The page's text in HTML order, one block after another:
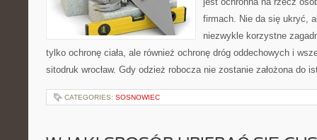
firmach. Nie da się ukryć,
niezwykle korzystne
tylko ochronę ciała, ale również ochronę dróg oddechowych i
sitodruk wrocław. Gdy odzież robocza nie zostanie założona do
CATEGORIES: SOSNOWIEC